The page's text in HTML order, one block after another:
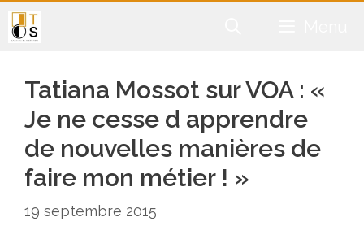
Aller
au
Tatiana Mossot sur VOA : «
Je ne cesse d apprendre
de nouvelles manières de
faire mon métier ! »
19 septembre 2015